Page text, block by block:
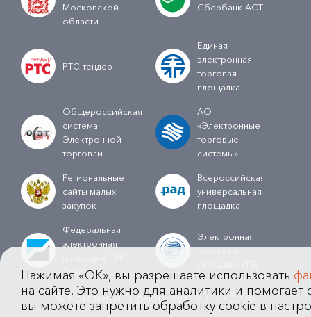
Московской
области
Сбербанк-АСТ
РТС-тендер
Единая
электронная
торговая
площадка
Общероссийская
система
Электронной
торговли
АО
«Электронные
торговые
системы»
Региональные
сайты малых
закупок
Всероссийская
универсальная
площадка
Федеральная
электронная
Торг
Электронная
торговая
© Компания "Приоритет" 2013 - 2026
Нажимая «OK», вы разрешаете использовать
на сайте. Это нужно для аналитики и помогает
вы можете запретить обработку cookie в